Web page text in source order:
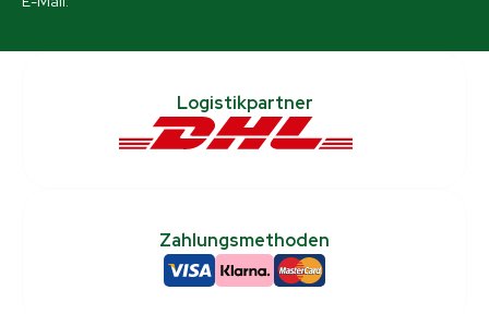
Logistikpartner
Zahlungsmethoden